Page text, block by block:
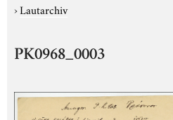
›Lautarchiv
PK0968_0003